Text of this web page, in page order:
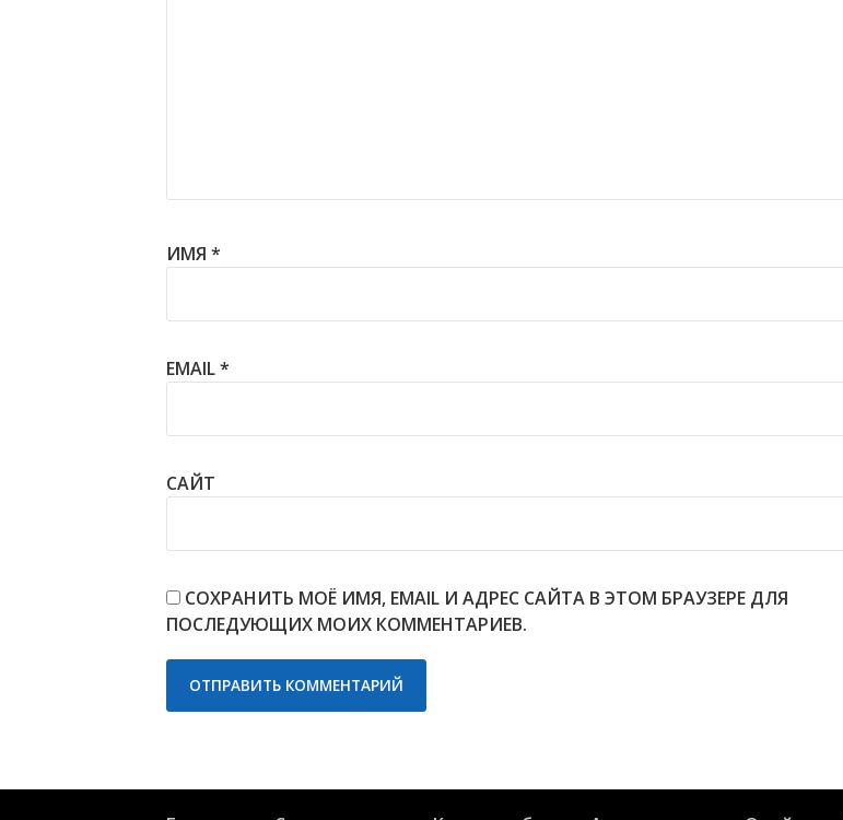
ИМЯ *
EMAIL*
САЙТ
СОХРАНИТЬ МОЁ ИМЯ, EMAIL И АДРЕС САЙТА В ЭТОМ БРАУЗЕРЕ ДЛЯ
ПОСЛЕДУЮЩИХ МОИХ КОММЕНТАРИЕВ.